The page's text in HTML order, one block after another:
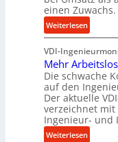
z
e
s
i
b
u
n
d
H
y
d
r
a
s
e
u
n
d
l
a
n
g
einen Zuwachs.
Weiterlesen:
K
r
o
n
e
s
s
t
VDI-
Mehr
Die schwache
auf den
Der aktuelle
verzeichnet mit
Ingenieur- und
Weiterlesen: